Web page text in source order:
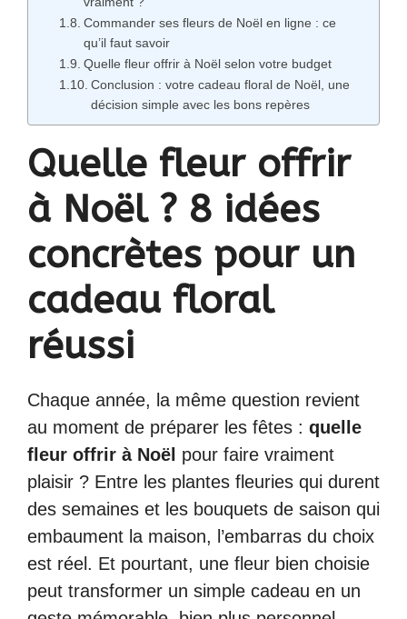
Commander ses fleurs de Noël en ligne : ce
qu’il faut savoir
Quelle fleur offrir à Noël selon votre budget
Conclusion : votre cadeau floral de Noël, une
décision simple avec les bons repères
Quelle fleur offrir
à Noël ? 8 idées
concrètes pour un
cadeau floral
réussi
Chaque année, la même question revient
au moment de préparer les fêtes : quelle
fleur offrir à Noël pour faire vraiment
plaisir ? Entre les plantes fleuries qui durent
des semaines et les bouquets de saison qui
embaument la maison, l’embarras du choix
est réel. Et pourtant, une fleur bien choisie
peut transformer un simple cadeau en un